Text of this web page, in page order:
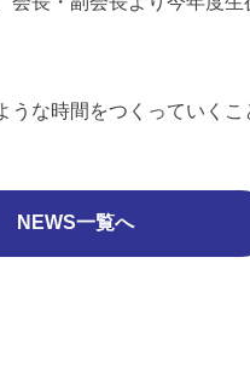
な時間をつくっていくこ
NEWS一覧へ